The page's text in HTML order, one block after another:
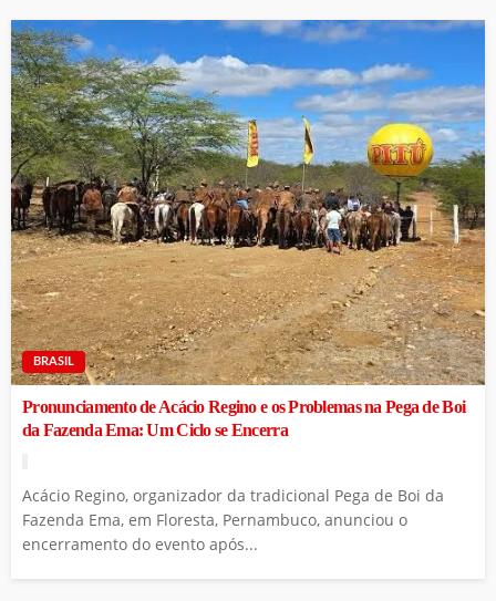
BRASIL
Pronunciamento de Acácio Regino e os Problemas na Pega de Boi
da Fazenda Ema: Um Ciclo se Encerra
Acácio Regino, organizador da tradicional Pega de Boi da
Fazenda Ema, em Floresta, Pernambuco, anunciou o
encerramento do evento após...